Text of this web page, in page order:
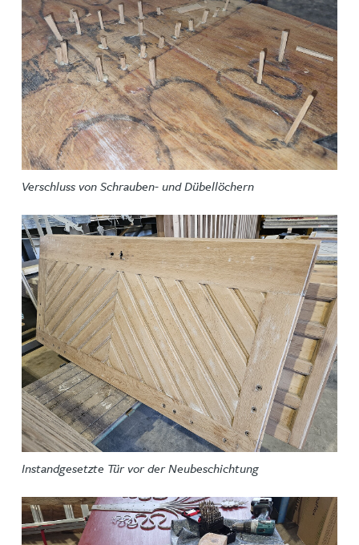
Verschluss von Schrauben- und Dübellöchern
Instandgesetzte Tür vor der Neubeschichtung